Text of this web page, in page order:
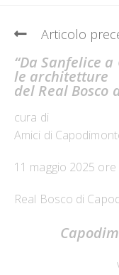
Leggi
Articolo
“Da Sanfelice
le architetture
del Real Bosco
cura di
Amici di
11 maggio 2025 ore
Real Bosco di